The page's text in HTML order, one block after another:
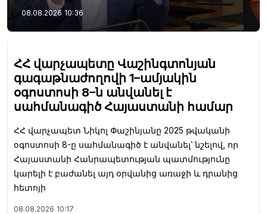
08.08.2026 10:36
ՀՀ վարչապետը Վաշինգտոնյան
գագաթնաժողովի 1–ամյակին
օգոստոսի 8–ն անվանել է
սահմանագիծ Հայաստանի համար
ՀՀ վարչապետ Նիկոլ Փաշինյանը 2025 թվականի
օգոստոսի 8-ը սահմանագիծ է անվանել՝ նշելով, որ
Հայաստանի Հանրապետության պատմությունը
կարելի է բաժանել այդ օրվանից առաջի և դրանից
հետոյի
08.08.2026 10:17